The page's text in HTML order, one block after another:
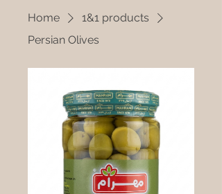
Home
1&1 products
Persian Olives